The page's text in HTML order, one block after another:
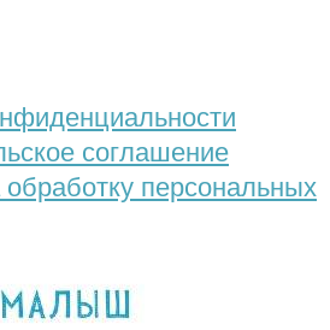
соглашение
персональных